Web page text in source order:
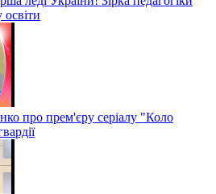
про прем'єру серіалу "Коло